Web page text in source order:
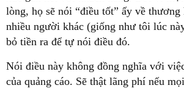
lòng, họ sẽ nói “điều tốt” ấy về thương
nhiều người khác (giống như tôi lúc
bỏ tiền ra để tự nói điều đó.
Nói điều này không đồng nghĩa với
của quảng cáo. Sẽ thật lãng phí nếu